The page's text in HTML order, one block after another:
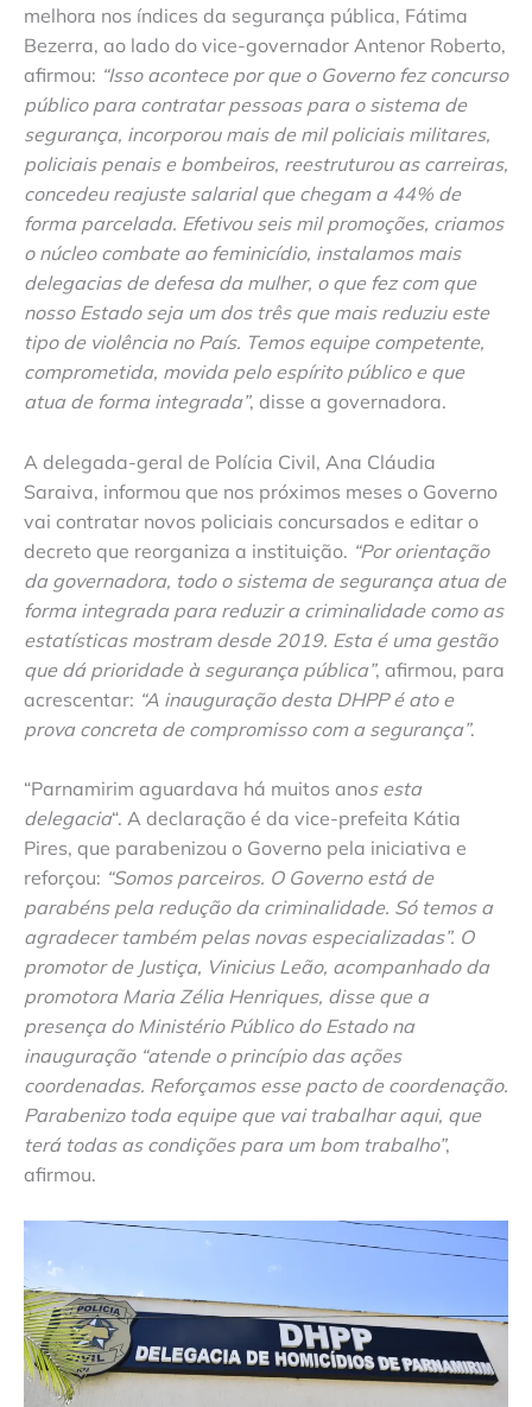
melhora nos índices da segurança pública, Fátima
Bezerra, ao lado do vice-governador Antenor Roberto,
afirmou: “Isso acontece por que o Governo fez concurso
público para contratar pessoas para o sistema de
segurança, incorporou mais de mil policiais militares,
policiais penais e bombeiros, reestruturou as carreiras,
concedeu reajuste salarial que chegam a 44% de
forma parcelada. Efetivou seis mil promoções, criamos
o núcleo combate ao feminicídio, instalamos mais
delegacias de defesa da mulher, o que fez com que
nosso Estado seja um dos três que mais reduziu este
tipo de violência no País. Temos equipe competente,
comprometida, movida pelo espírito público e que
atua de forma integrada”, disse a governadora.
A delegada-geral de Polícia Civil, Ana Cláudia
Saraiva, informou que nos próximos meses o Governo
vai contratar novos policiais concursados e editar o
decreto que reorganiza a instituição. “Por orientação
da governadora, todo o sistema de segurança atua de
forma integrada para reduzir a criminalidade como as
estatísticas mostram desde 2019. Esta é uma gestão
que dá prioridade à segurança pública”, afirmou, para
acrescentar: “A inauguração desta DHPP é ato e
prova concreta de compromisso com a segurança”.
“Parnamirim aguardava há muitos anos esta
delegacia“. A declaração é da vice-prefeita Kátia
Pires, que parabenizou o Governo pela iniciativa e
reforçou: “Somos parceiros. O Governo está de
parabéns pela redução da criminalidade. Só temos a
agradecer também pelas novas especializadas”. O
promotor de Justiça, Vinicius Leão, acompanhado da
promotora Maria Zélia Henriques, disse que a
presença do Ministério Público do Estado na
inauguração “atende o princípio das ações
coordenadas. Reforçamos esse pacto de coordenação.
Parabenizo toda equipe que vai trabalhar aqui, que
terá todas as condições para um bom trabalho”,
afirmou.